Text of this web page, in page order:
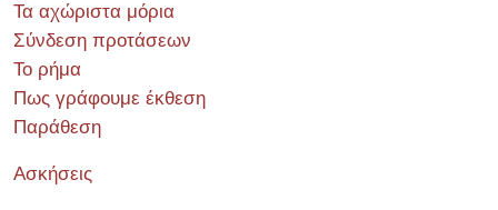
Τα αχώριστα μόρια
Σύνδεση προτάσεων
Το ρήμα
Πως γράφουμε έκθεση
Παράθεση
Ασκήσεις